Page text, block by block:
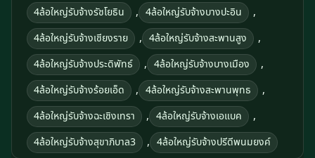
4ล้อใหญ่รับจ้างรัชโยธิน , 4ล้อใหญ่รับจ้างบางปะอิน ,
4ล้อใหญ่รับจ้างเชียงราย , 4ล้อใหญ่รับจ้างสะพานสูง ,
4ล้อใหญ่รับจ้างประดิพัทธ์ , 4ล้อใหญ่รับจ้างบางเมือง ,
4ล้อใหญ่รับจ้างร้อยเอ็ด , 4ล้อใหญ่รับจ้างสะพานพุทธ ,
4ล้อใหญ่รับจ้างฉะเชิงเทรา , 4ล้อใหญ่รับจ้างเอแบค ,
4ล้อใหญ่รับจ้างสุขาภิบาล3 , 4ล้อใหญ่รับจ้างปรีดีพนมยงค์